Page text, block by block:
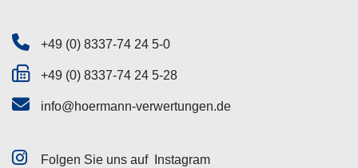
+49 (0) 8337-74 24 5-0
+49 (0) 8337-74 24 5-28
info@hoermann-verwertungen.de
Folgen Sie uns auf
Instagram